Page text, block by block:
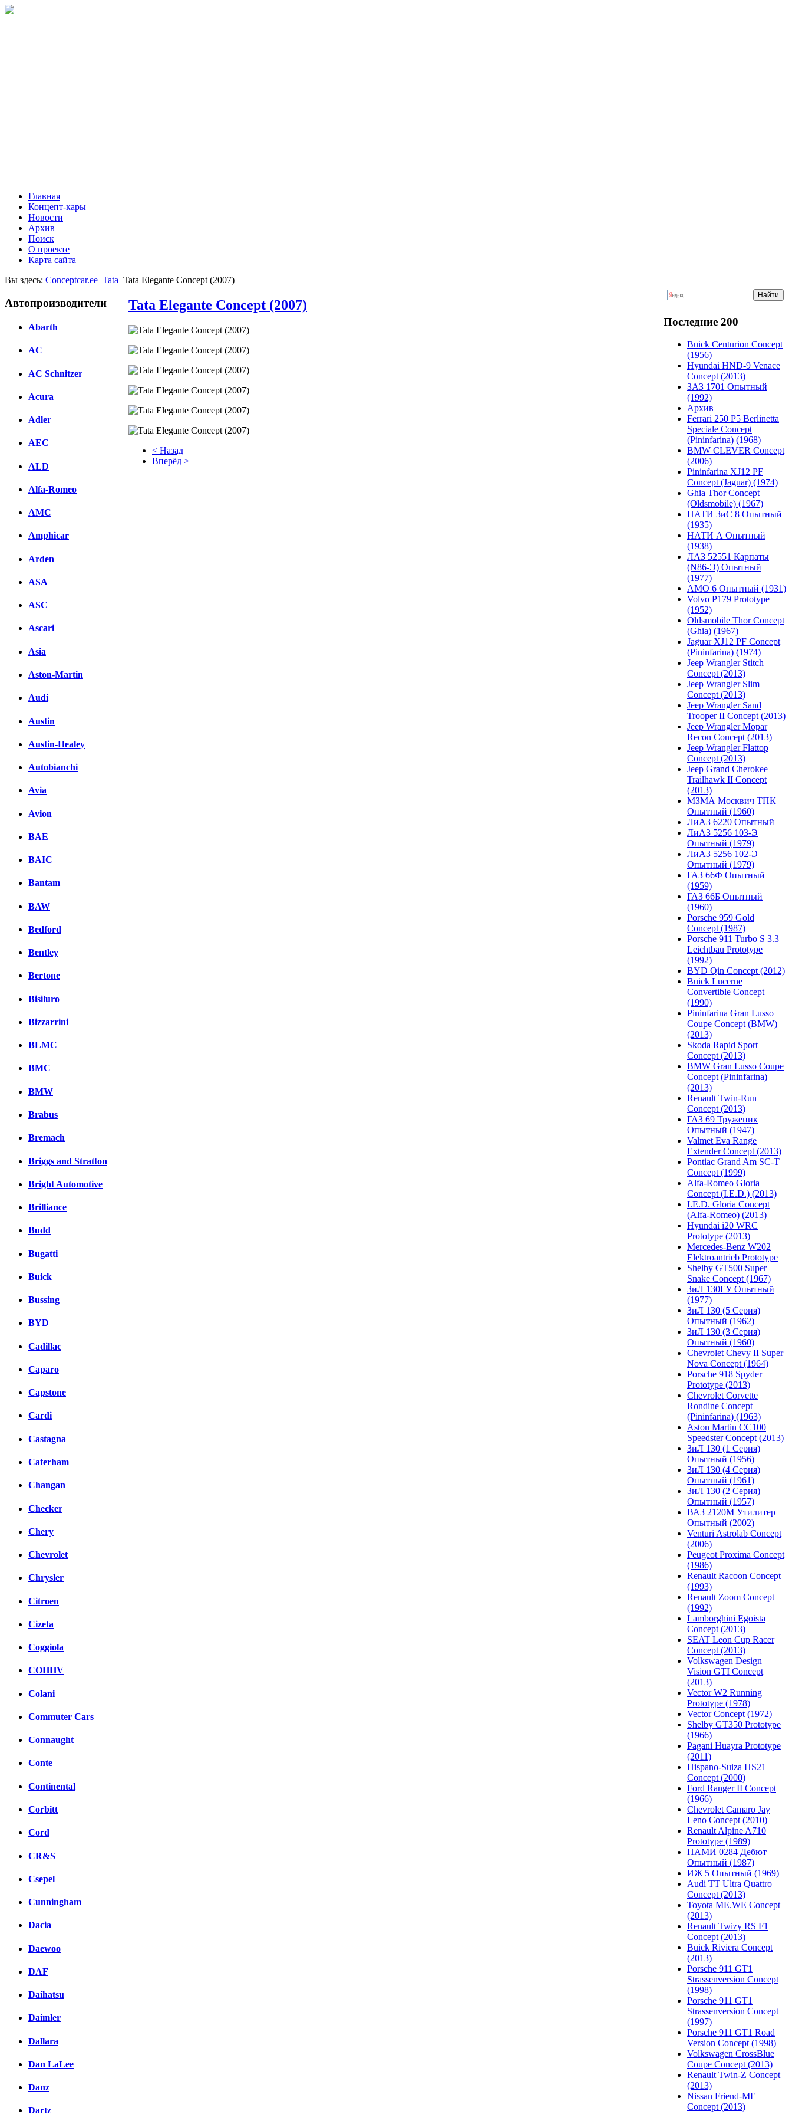
Главная
Концепт-кары
Новости
Архив
Поиск
О проекте
Карта сайта
Вы здесь: Conceptcar.ee Tata Tata Elegante Concept (2007)
Автопроизводители
Abarth
AC
AC Schnitzer
Acura
Adler
AEC
ALD
Alfa-Romeo
AMC
Amphicar
Arden
ASA
ASC
Ascari
Asia
Aston-Martin
Audi
Austin
Austin-Healey
Autobianchi
Avia
Avion
BAE
BAIC
Bantam
BAW
Bedford
Bentley
Bertone
Bisiluro
Bizzarrini
BLMC
BMC
BMW
Brabus
Bremach
Briggs and Stratton
Bright Automotive
Brilliance
Budd
Bugatti
Buick
Bussing
BYD
Cadillac
Caparo
Capstone
Cardi
Castagna
Caterham
Changan
Checker
Chery
Chevrolet
Chrysler
Citroen
Cizeta
Coggiola
COHHV
Colani
Commuter Cars
Connaught
Conte
Continental
Corbitt
Cord
CR&S
Csepel
Cunningham
Dacia
Daewoo
DAF
Daihatsu
Daimler
Dallara
Dan LaLee
Danz
Dartz
Tata Elegante Concept (2007)
< Назад
Вперёд >
Последние 200
Buick Centurion Concept
(1956)
Hyundai HND-9 Venace
Concept (2013)
ЗАЗ 1701 Опытный
(1992)
Архив
Ferrari 250 P5 Berlinetta
Speciale Concept
(Pininfarina) (1968)
BMW CLEVER Concept
(2006)
Pininfarina XJ12 PF
Concept (Jaguar) (1974)
Ghia Thor Concept
(Oldsmobile) (1967)
НАТИ ЗиС 8 Опытный
(1935)
НАТИ А Опытный
(1938)
ЛАЗ 52551 Карпаты
(N86-Э) Опытный
(1977)
АМО 6 Опытный (1931)
Volvo P179 Prototype
(1952)
Oldsmobile Thor Concept
(Ghia) (1967)
Jaguar XJ12 PF Concept
(Pininfarina) (1974)
Jeep Wrangler Stitch
Concept (2013)
Jeep Wrangler Slim
Concept (2013)
Jeep Wrangler Sand
Trooper II Concept (2013)
Jeep Wrangler Mopar
Recon Concept (2013)
Jeep Wrangler Flattop
Concept (2013)
Jeep Grand Cherokee
Trailhawk II Concept
(2013)
МЗМА Москвич ТПК
Опытный (1960)
ЛиАЗ 6220 Опытный
ЛиАЗ 5256 103-Э
Опытный (1979)
ЛиАЗ 5256 102-Э
Опытный (1979)
ГАЗ 66Ф Опытный
(1959)
ГАЗ 66Б Опытный
(1960)
Porsche 959 Gold
Concept (1987)
Porsche 911 Turbo S 3.3
Leichtbau Prototype
(1992)
BYD Qin Concept (2012)
Buick Lucerne
Convertible Concept
(1990)
Pininfarina Gran Lusso
Coupe Concept (BMW)
(2013)
Skoda Rapid Sport
Concept (2013)
BMW Gran Lusso Coupe
Concept (Pininfarina)
(2013)
Renault Twin-Run
Concept (2013)
ГАЗ 69 Труженик
Опытный (1947)
Valmet Eva Range
Extender Concept (2013)
Pontiac Grand Am SC-T
Concept (1999)
Alfa-Romeo Gloria
Concept (I.E.D.) (2013)
I.E.D. Gloria Concept
(Alfa-Romeo) (2013)
Hyundai i20 WRC
Prototype (2013)
Mercedes-Benz W202
Elektroantrieb Prototype
Shelby GT500 Super
Snake Concept (1967)
ЗиЛ 130ГУ Опытный
(1977)
ЗиЛ 130 (5 Серия)
Опытный (1962)
ЗиЛ 130 (3 Серия)
Опытный (1960)
Chevrolet Chevy II Super
Nova Concept (1964)
Porsche 918 Spyder
Prototype (2013)
Chevrolet Corvette
Rondine Concept
(Pininfarina) (1963)
Aston Martin CC100
Speedster Concept (2013)
ЗиЛ 130 (1 Серия)
Опытный (1956)
ЗиЛ 130 (4 Серия)
Опытный (1961)
ЗиЛ 130 (2 Серия)
Опытный (1957)
ВАЗ 2120М Утилитер
Опытный (2002)
Venturi Astrolab Concept
(2006)
Peugeot Proxima Concept
(1986)
Renault Racoon Concept
(1993)
Renault Zoom Concept
(1992)
Lamborghini Egoista
Concept (2013)
SEAT Leon Cup Racer
Concept (2013)
Volkswagen Design
Vision GTI Concept
(2013)
Vector W2 Running
Prototype (1978)
Vector Concept (1972)
Shelby GT350 Prototype
(1966)
Pagani Huayra Prototype
(2011)
Hispano-Suiza HS21
Concept (2000)
Ford Ranger II Concept
(1966)
Chevrolet Camaro Jay
Leno Concept (2010)
Renault Alpine A710
Prototype (1989)
НАМИ 0284 Дебют
Опытный (1987)
ИЖ 5 Опытный (1969)
Audi TT Ultra Quattro
Concept (2013)
Toyota ME.WE Concept
(2013)
Renault Twizy RS F1
Concept (2013)
Buick Riviera Concept
(2013)
Porsche 911 GT1
Strassenversion Concept
(1998)
Porsche 911 GT1
Strassenversion Concept
(1997)
Porsche 911 GT1 Road
Version Concept (1998)
Volkswagen CrossBlue
Coupe Concept (2013)
Renault Twin-Z Concept
(2013)
Nissan Friend-ME
Concept (2013)